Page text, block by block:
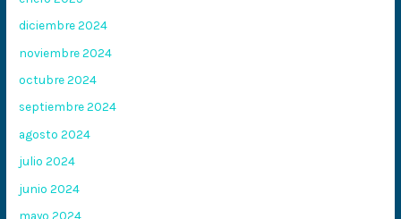
diciembre 2024
noviembre 2024
octubre 2024
septiembre 2024
agosto 2024
julio 2024
junio 2024
mayo 2024